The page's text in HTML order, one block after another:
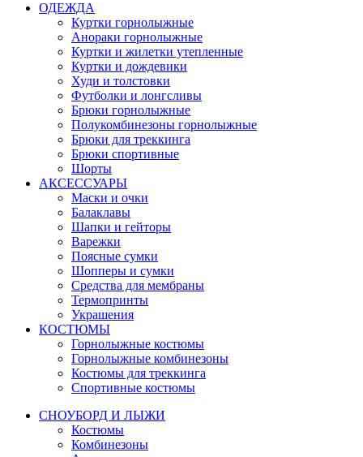
ОДЕЖДА
Куртки горнолыжные
Анораки горнолыжные
Куртки и жилетки утепленные
Куртки и дождевики
Худи и толстовки
Футболки и лонгсливы
Брюки горнолыжные
Полукомбинезоны горнолыжные
Брюки для треккинга
Брюки спортивные
Шорты
АКСЕССУАРЫ
Маски и очки
Балаклавы
Шапки и гейторы
Варежки
Поясные сумки
Шопперы и сумки
Средства для мембраны
Термопринты
Украшения
КОСТЮМЫ
Горнолыжные костюмы
Горнолыжные комбинезоны
Костюмы для треккинга
Спортивные костюмы
СНОУБОРД И ЛЫЖИ
Костюмы
Комбинезоны